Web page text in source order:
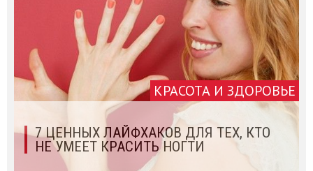
КРАСОТА И ЗДОРОВЬЕ
7 ЦЕННЫХ ЛАЙФХАКОВ ДЛЯ ТЕХ, КТО
НЕ УМЕЕТ КРАСИТЬ НОГТИ